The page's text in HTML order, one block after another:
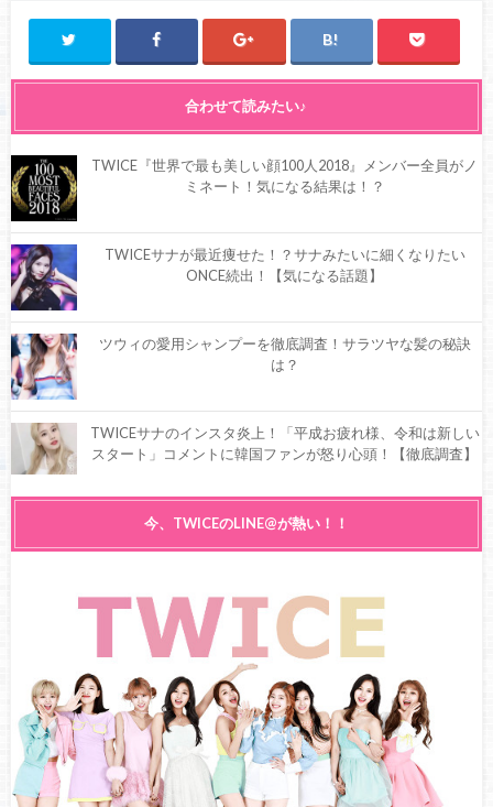
合わせて読みたい♪
TWICE『世界で最も美しい顔100人2018』メンバー全員がノ
ミネート！気になる結果は！？
TWICEサナが最近痩せた！？サナみたいに細くなりたい
ONCE続出！【気になる話題】
ツウィの愛用シャンプーを徹底調査！サラツヤな髪の秘訣
は？
TWICEサナのインスタ炎上！「平成お疲れ様、令和は新しい
スタート」コメントに韓国ファンが怒り心頭！【徹底調査】
TWICEサナのくびれがすごいと話題！くびれの作り方を徹底
調査！
TWICEサナのダイエット方法が話題！？太っていた！？過去
と現在を比較！【徹底調査】
TWICEサナの顔にニキビはあるのか！？【徹底調査】
TWICEメンバーのバストアップ法を徹底調査！噂の最新バス
今、TWICEのLINE@が熱い！！